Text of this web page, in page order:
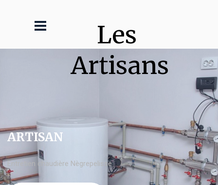
Les
Artisans
ARTISAN
Entretien chaudière Nègrepelisse